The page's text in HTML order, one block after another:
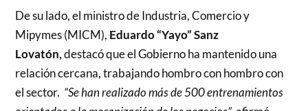
De su lado, el ministro de Industria, Comercio y
Mipymes (MICM), Eduardo “Yayo” Sanz
Lovatón,destacó que el Gobierno ha mantenido una
relación cercana, trabajando hombro con hombro con
el sector. “Se han realizado más de 500 entrenamientos